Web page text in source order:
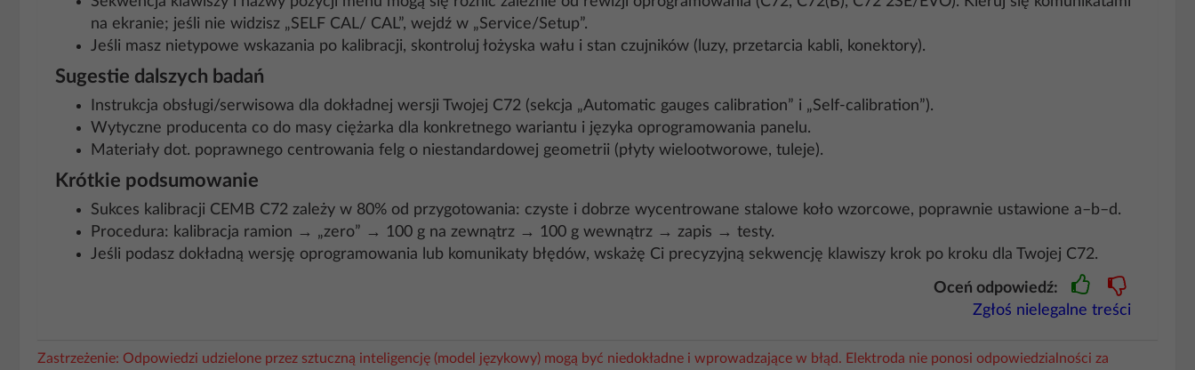
na ekranie; jeśli nie widzisz „SELF CAL/ CAL”, wejdź w „Service/Setup”.
Jeśli masz nietypowe wskazania po kalibracji, skontroluj łożyska wału i stan czujników (luzy, przetarcia kabli, konektory).
Sugestie dalszych badań
Instrukcja obsługi/serwisowa dla dokładnej wersji Twojej C72 (sekcja „Automatic gauges calibration” i „Self-calibration”).
Wytyczne producenta co do masy ciężarka dla konkretnego wariantu i języka oprogramowania panelu.
Materiały dot. poprawnego centrowania felg o niestandardowej geometrii (płyty wielootworowe, tuleje).
Krótkie podsumowanie
Sukces kalibracji CEMB C72 zależy w 80% od przygotowania: czyste i dobrze wycentrowane stalowe koło wzorcowe, poprawnie ustawione a–b–d.
Procedura: kalibracja ramion → „zero” → 100 g na zewnątrz → 100 g wewnątrz → zapis → testy.
Jeśli podasz dokładną wersję oprogramowania lub komunikaty błędów, wskażę Ci precyzyjną sekwencję klawiszy krok po kroku dla Twojej C72.
Oceń odpowiedź:
Zgłoś nielegalne treści
Zastrzeżenie: Odpowiedzi udzielone przez sztuczną inteligencję (model językowy) mogą być niedokładne i wprowadzające w błąd. Elektroda nie ponosi odpowiedzialności za